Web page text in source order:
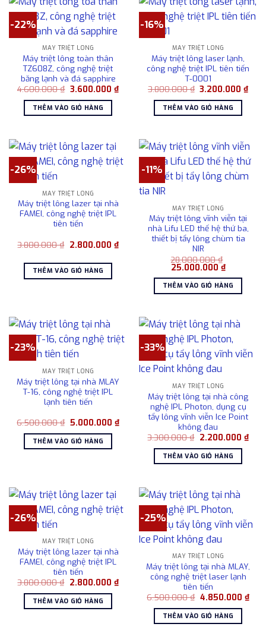
-22%
MÁY TRIỆT LÔNG
Máy triệt lông toàn thân
TZ608Z, công nghệ triệt
băng lạnh và đá sapphire
4.600.000₫ Giá
là:
4.600.000 ₫.
3.600.000 ₫Giá
THÊM VÀO GIỎ HÀNG
-16%
MÁY TRIỆT LÔNG
Máy triệt lông laser lạnh,
công nghệ triệt IPL tiên tiến
T-0001
3.800.000₫ Giá
là:
3.800.000 ₫.
3.200.000₫Giá
THÊM VÀO GIỎ HÀNG
-26%
MÁY TRIỆT LÔNG
Máy triệt lông lazer tại nhà
FAMEI, công nghệ triệt IPL
tiên tiến
3.800.000₫ Giá
3.800.000 ₫.
2.800.000 ₫Giá
hiện
THÊM VÀO GIỎ HÀNG
-11%
MÁY TRIỆT LÔNG
Máy triệt lông vĩnh viễn tại
nhà Lifu LED thế hệ thứ ba,
thiết bị tẩy lông chùm tia
NIR
28.000.000₫
Giá
là:
28.000.000 ₫.
25.000.000 ₫Giá
hiện
tại
là:
THÊM VÀO GIỎ HÀNG
-23%
MÁY TRIỆT LÔNG
Máy triệt lông tại nhà MLAY
T-16, công nghệ triệt IPL
lạnh tiên tiến
6.500.000₫ Giá
là:
6.500.000 ₫.
5.000.000 ₫Giá
hiện
5.000.000 ₫.
THÊM VÀO GIỎ HÀNG
-33%
MÁY TRIỆT LÔNG
Máy triệt lông tại nhà công
nghệ IPL Photon, dụng cụ
tẩy lông vĩnh viễn Ice Point
không đau
3.300.000₫ Giá
là:
3.300.000 ₫.
2.200.000 ₫Giá
hiện
THÊM VÀO GIỎ HÀNG
-26%
MÁY TRIỆT LÔNG
Máy triệt lông lazer tại nhà
FAMEI, công nghệ triệt IPL
tiên tiến
3.800.000₫ Giá
là:
3.800.000 ₫.
2.800.000 ₫Giá
hiện
2.800.000 ₫.
THÊM VÀO GIỎ HÀNG
-25%
MÁY TRIỆT LÔNG
Máy triệt lông tại nhà MLAY,
công nghệ triệt laser lạnh
tiên tiến
6.500.000₫ Giá
là:
6.500.000 ₫.
4.850.000 ₫Giá
hiện
THÊM VÀO GIỎ HÀNG